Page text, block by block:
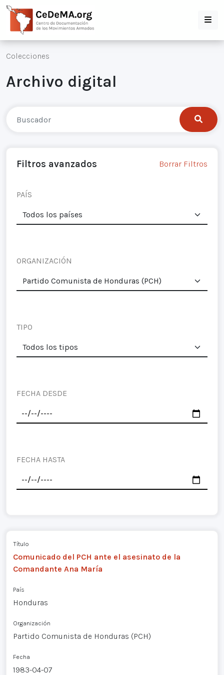
Colecciones
Archivo digital
Filtros avanzados Borrar Filtros
PAÍS
ORGANIZACIÓN
TIPO
FECHA DESDE
FECHA HASTA
Título
Comunicado del PCH ante el asesinato de la
Comandante Ana María
País
Honduras
Organización
Partido Comunista de Honduras (PCH)
Fecha
1983-04-07